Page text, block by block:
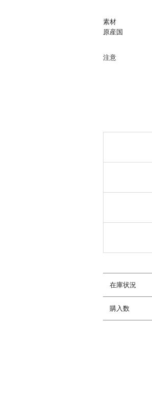
素材
原産国
注意
在庫状況
購入数